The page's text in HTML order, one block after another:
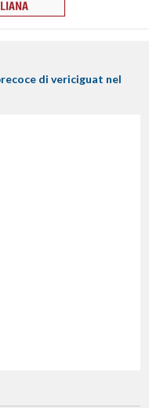
di vericiguat nel